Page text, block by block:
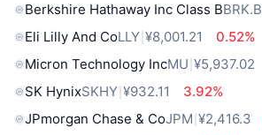
Berkshire Hathaway Inc Class BBRK.B
Eli Lilly And CoLLY ¥8,001.21
0.52%
Micron Technology IncMU ¥5,937.02
SK HynixSKHY ¥932.11
3.92%
JPmorgan Chase & CoJPM ¥2,416.3